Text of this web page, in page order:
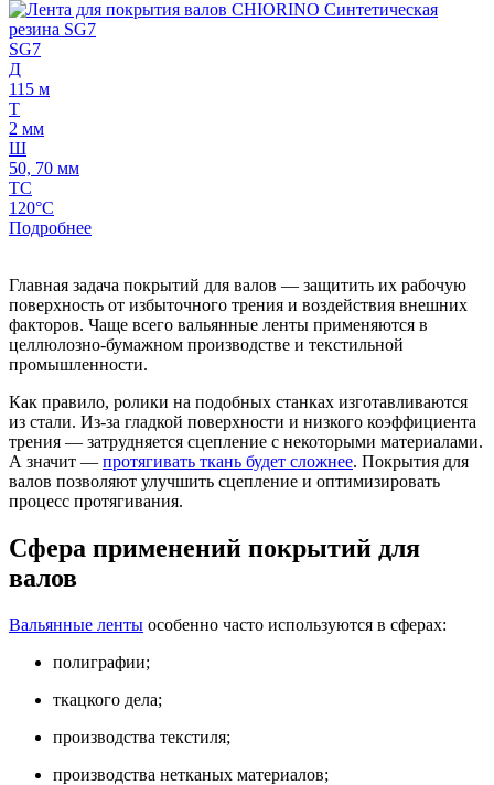
SG7
Д
115 м
Т
2 мм
Ш
50, 70 мм
ТС
120°C
Подробнее
Главная задача покрытий для валов — защитить их рабочую
поверхность от избыточного трения и воздействия внешних
факторов. Чаще всего вальянные ленты применяются в
целлюлозно-бумажном производстве и текстильной
промышленности.
Как правило, ролики на подобных станках изготавливаются
из стали. Из-за гладкой поверхности и низкого коэффициента
трения — затрудняется сцепление с некоторыми материалами.
А значит — протягивать ткань будет сложнее. Покрытия для
валов позволяют улучшить сцепление и оптимизировать
процесс протягивания.
Сфера применений покрытий для
валов
Вальянные ленты особенно часто используются в сферах:
полиграфии;
ткацкого дела;
производства текстиля;
производства нетканых материалов;